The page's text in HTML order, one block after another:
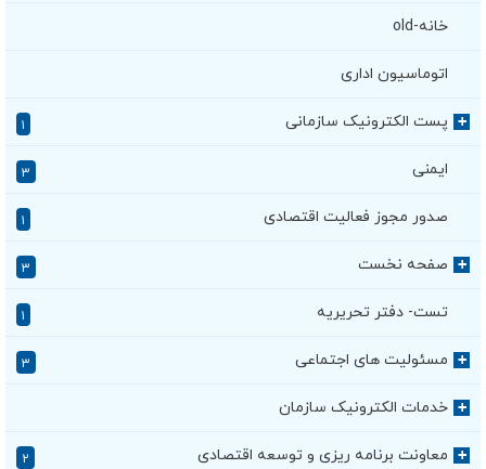
خانه-old
اتوماسیون اداری
+ پست الکترونیک سازمانی
ایمنی ۳
صدور مجوز فعالیت اقتصادی
+ صفحه نخست ۳
تست- دفتر تحریریه
+ مسئولیت های اجتماعی ۳
+ خدمات الکترونیک سازمان
+ معاونت برنامه ریزی و توسعه اقتصادی ۲